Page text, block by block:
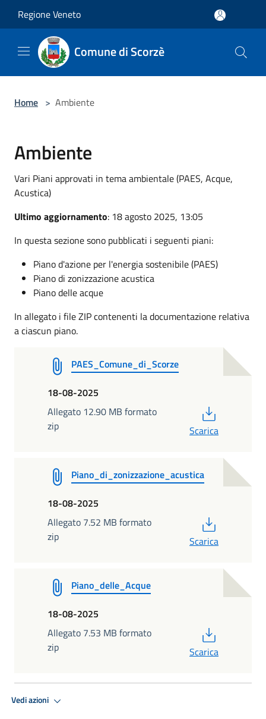
Regione Veneto
Comune di Scorzè
Home > Ambiente
Ambiente
Vari Piani approvati in tema ambientale (PAES, Acque,
Acustica)
Ultimo aggiornamento: 18 agosto 2025, 13:05
In questa sezione sono pubblicati i seguenti piani:
Piano d'azione per l'energia sostenibile (PAES)
Piano di zonizzazione acustica
Piano delle acque
In allegato i file ZIP contenenti la documentazione relativa
a ciascun piano.
PAES_Comune_di_Scorze
18-08-2025
Allegato 12.90 MB formato
zip
Scarica
Piano_di_zonizzazione_acustica
18-08-2025
Allegato 7.52 MB formato
zip
Scarica
Piano_delle_Acque
18-08-2025
Allegato 7.53 MB formato
zip
Scarica
Vedi azioni